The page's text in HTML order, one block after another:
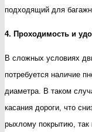
подходящий для
4. Проходимость и
В сложных условиях
потребуется наличие
диаметра. В таком
касания дороги, что
рыхлому покрытию, так